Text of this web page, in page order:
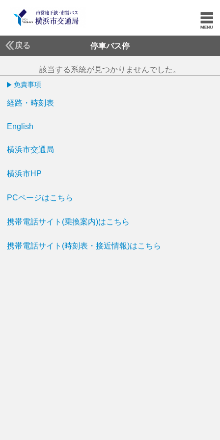
戻る 停車バス停
該当する系統が見つかりませんでした。
免責事項
経路・時刻表
English
横浜市交通局
横浜市HP
PCページはこちら
携帯電話サイト(乗換案内)はこちら
携帯電話サイト(時刻表・接近情報)はこちら